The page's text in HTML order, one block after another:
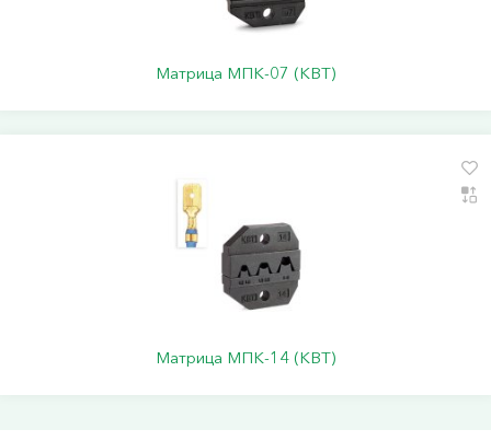
Матрица МПК-07 (КВТ)
Матрица МПК-14 (КВТ)